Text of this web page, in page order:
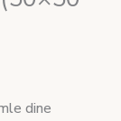
dine